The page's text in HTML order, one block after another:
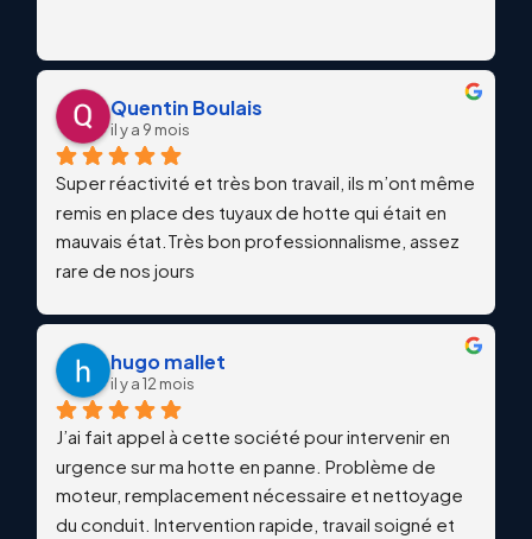
Quentin Boulais
il y a 9 mois
Super réactivité et très bon travail, ils m’ont même
remis en place des tuyaux de hotte qui était en
mauvais état.Très bon professionnalisme, assez
rare de nos jours
hugo mallet
il y a 12 mois
J’ai fait appel à cette société pour intervenir en
urgence sur ma hotte en panne. Problème de
moteur, remplacement nécessaire et nettoyage
du conduit. Intervention rapide, travail soigné et